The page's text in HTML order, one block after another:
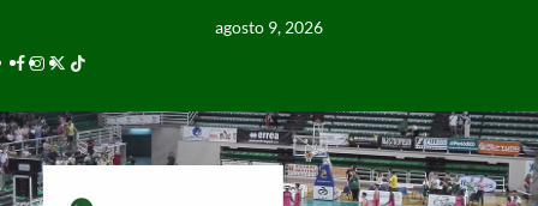
agosto 9, 2026